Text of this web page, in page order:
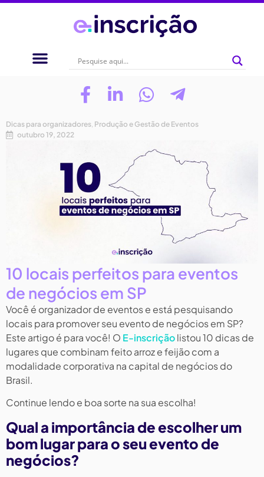
Dicas para organizadores, Produção e Gestão de Eventos
outubro 19, 2022
10 locais perfeitos para eventos
de negócios em SP
Você é organizador de eventos e está pesquisando
locais para promover seu evento de negócios em SP?
Este artigo é para você! O E-inscriçãolistou 10 dicas de
lugares que combinam feito arroz e feijão com a
modalidade corporativa na capital de negócios do
Brasil.
Continue lendo e boa sorte na sua escolha!
Qual a importância de escolher um
bom lugar para o seu evento de
negócios?